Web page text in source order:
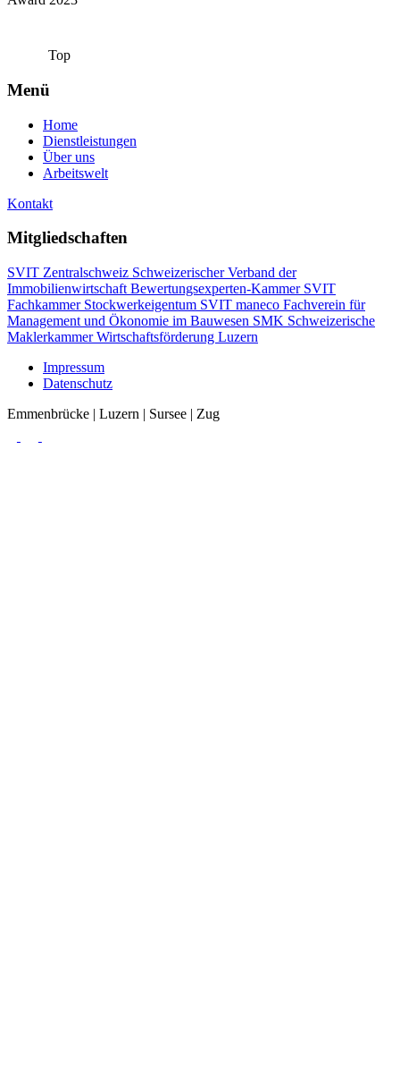
Top
Menü
Home
Dienstleistungen
Über uns
Arbeitswelt
Kontakt
Mitgliedschaften
SVIT Zentralschweiz Schweizerischer Verband der
Immobilienwirtschaft Bewertungsexperten-Kammer SVIT
Fachkammer Stockwerkeigentum SVIT maneco Fachverein für
Management und Ökonomie im Bauwesen SMK Schweizerische
MaklerkammerWirtschaftsförderung Luzern
Impressum
Datenschutz
Emmenbrücke | Luzern | Sursee | Zug